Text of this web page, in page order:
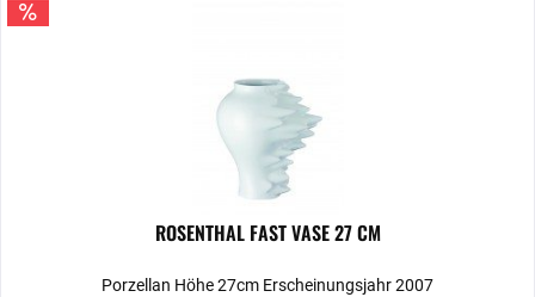
ROSENTHAL FAST VASE 27 CM
Porzellan Höhe 27cm Erscheinungsjahr 2007